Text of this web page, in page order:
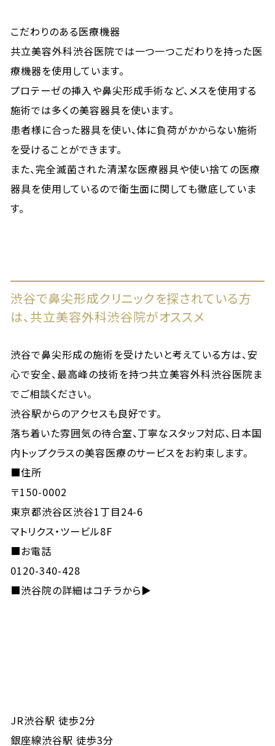
こだわりのある医療機器
共立美容外科渋谷医院では一つ一つこだわりを持った医
療機器を使用しています。
プロテーゼの挿入や鼻尖形成手術など、メスを使用する
施術では多くの美容器具を使います。
患者様に合った器具を使い、体に負荷がかからない施術
を受けることができます。
また、完全滅菌された清潔な医療器具や使い捨ての医療
器具を使用しているので衛生面に関しても徹底していま
す。
渋谷で鼻尖形成クリニックを探されている方
は、共立美容外科渋谷院がオススメ
渋谷で鼻尖形成の施術を受けたいと考えている方は、安
心で安全、最高峰の技術を持つ共立美容外科渋谷医院ま
でご相談ください。
渋谷駅からのアクセスも良好です。
落ち着いた雰囲気の待合室、丁寧なスタッフ対応、日本国
内トップクラスの美容医療のサービスをお約束します。
■住所
〒150-0002
東京都渋谷区渋谷1丁目24-6
マトリクス・ツービル8F
■お電話
0120-340-428
■渋谷院の詳細はコチラから▶
JR渋谷駅 徒歩2分
銀座線渋谷駅 徒歩3分